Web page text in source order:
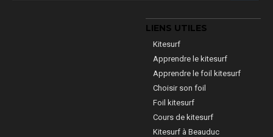
LIENS UTILES
Kitesurf
Apprendre le kitesurf
Apprendre le foil kitesurf
Choisir son foil
Foil kitesurf
Cours de kitesurf
Kitesurf à Beauduc